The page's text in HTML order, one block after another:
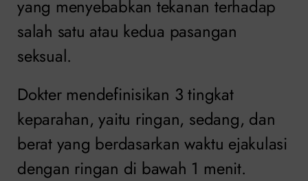
yang menyebabkan tekanan terhadap
salah satu atau kedua pasangan
seksual.
Dokter mendefinisikan 3 tingkat
keparahan, yaitu ringan, sedang, dan
berat yang berdasarkan waktu ejakulasi
dengan ringan di bawah 1 menit.